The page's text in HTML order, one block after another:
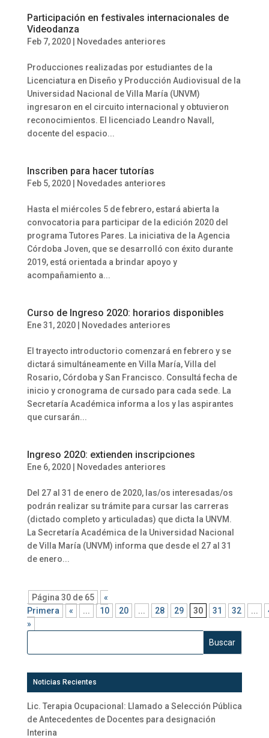
Participación en festivales internacionales de
Videodanza
Feb 7, 2020| Novedades anteriores
Producciones realizadas por estudiantes de la
Licenciatura en Diseño y Producción Audiovisual de la
Universidad Nacional de Villa María (UNVM)
ingresaron en el circuito internacional y obtuvieron
reconocimientos. El licenciado Leandro Navall,
docente del espacio...
Inscriben para hacer tutorías
Feb 5, 2020| Novedades anteriores
Hasta el miércoles 5 de febrero, estará abierta la
convocatoria para participar de la edición 2020 del
programa Tutores Pares. La iniciativa de la Agencia
Córdoba Joven, que se desarrolló con éxito durante
2019, está orientada a brindar apoyo y
acompañamiento a...
Curso de Ingreso 2020: horarios disponibles
Ene 31, 2020| Novedades anteriores
El trayecto introductorio comenzará en febrero y se
dictará simultáneamente en Villa María, Villa del
Rosario, Córdoba y San Francisco. Consultá fecha de
inicio y cronograma de cursado para cada sede. La
Secretaría Académica informa a los y las aspirantes
que cursarán...
Ingreso 2020: extienden inscripciones
Ene 6, 2020| Novedades anteriores
Del 27 al 31 de enero de 2020, las/os interesadas/os
podrán realizar su trámite para cursar las carreras
(dictado completo y articuladas) que dicta la UNVM.
La Secretaría Académica de la Universidad Nacional
de Villa María (UNVM) informa que desde el 27 al 31
de enero...
Página 30 de 65
«
Primera
« ... 10 20 ... 28 29 30 31 32 ...
»
Noticias Recientes
Lic. Terapia Ocupacional: Llamado a Selección Pública
de Antecedentes de Docentes para designación
Interina